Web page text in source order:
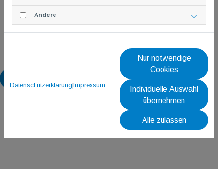
Schnuppertrainings 2022
Andere
Datenschutzerklärung|Impressum
Nur notwendige
Cookies
Individuelle Auswahl
übernehmen
Alle zulassen